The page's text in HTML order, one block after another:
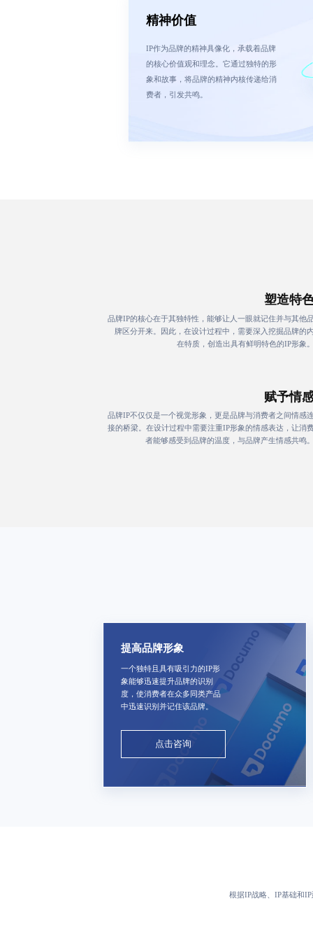
精神价值
IP作为品牌的精神具像化，承载着品牌
的核心价值观和理念。它通过独特的形
象和故事，将品牌的精神内核传递给消
费者，引发共鸣。
塑造特
品牌IP的核心在于其独特性，能够让人一眼就记住并与其他
牌区分开来。因此，在设计过程中，需要深入挖掘品牌的
在特质，创造出具有鲜明特色的IP形象
赋予情
品牌IP不仅仅是一个视觉形象，更是品牌与消费者之间情感
接的桥梁。在设计过程中需要注重IP形象的情感表达，让消
者能够感受到品牌的温度，与品牌产生情感共鸣
提高品牌形象
一个独特且具有吸引力的IP形
象能够迅速提升品牌的识别
度，使消费者在众多同类产品
中迅速识别并记住该品牌。
点击咨询
根据IP战略、IP基础和